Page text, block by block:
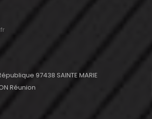
97438 SAINTE MARIE
Réunion